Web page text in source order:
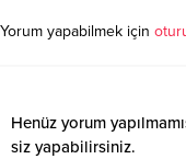
Yorum yapabilmek için
Henüz yorum
siz yapabilirsiniz.